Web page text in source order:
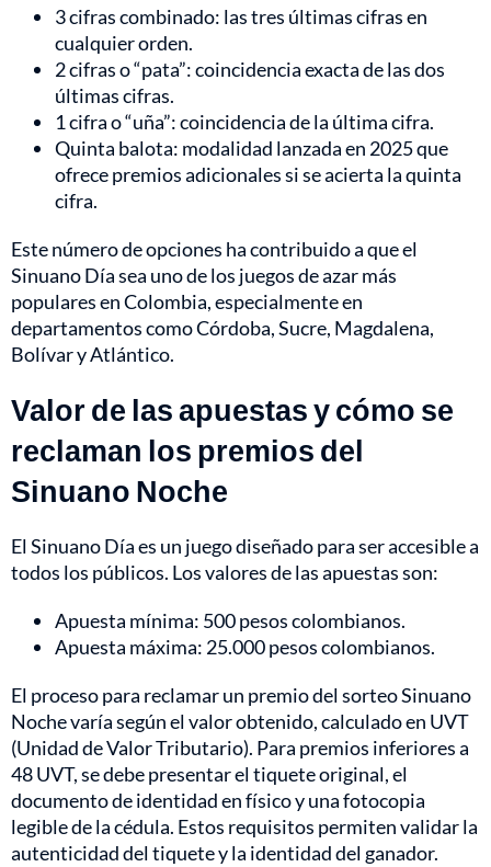
3 cifras combinado: las tres últimas cifras en
cualquier orden.
2 cifras o “pata”: coincidencia exacta de las dos
últimas cifras.
1 cifra o “uña”: coincidencia de la última cifra.
Quinta balota: modalidad lanzada en 2025 que
ofrece premios adicionales si se acierta la quinta
cifra.
Este número de opciones ha contribuido a que el
Sinuano Día sea uno de los juegos de azar más
populares en Colombia, especialmente en
departamentos como Córdoba, Sucre, Magdalena,
Bolívar y Atlántico.
Valor de las apuestas y cómo se
reclaman los premios del
Sinuano Noche
El Sinuano Día es un juego diseñado para ser accesible a
todos los públicos. Los valores de las apuestas son:
Apuesta mínima: 500 pesos colombianos.
Apuesta máxima: 25.000 pesos colombianos.
El proceso para reclamar un premio del sorteo Sinuano
Noche varía según el valor obtenido, calculado en UVT
(Unidad de Valor Tributario). Para premios inferiores a
48 UVT, se debe presentar el tiquete original, el
documento de identidad en físico y una fotocopia
legible de la cédula. Estos requisitos permiten validar la
autenticidad del tiquete y la identidad del ganador.